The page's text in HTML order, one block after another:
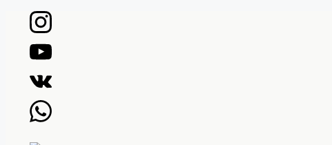
Перейти
содержимому